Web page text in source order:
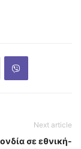
Next article
σε εθνική-